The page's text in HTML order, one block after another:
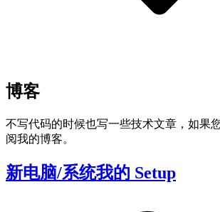
博客
不写代码的时候也写一些技术文章，如果
阅我的博客。
新电脑/系统我的 Setup